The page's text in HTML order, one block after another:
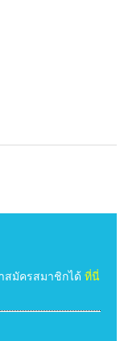
มัครสมาชิกได้ ที่นี่